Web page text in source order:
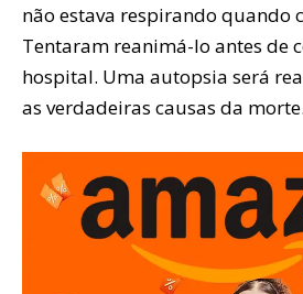
não estava respirando quando
Tentaram reanimá-lo antes de
hospital. Uma autopsia será
as verdadeiras causas da morte.